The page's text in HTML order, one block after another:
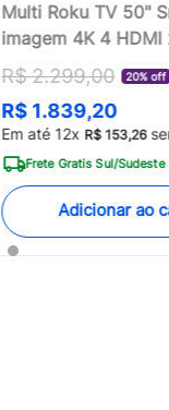
Multi Roku TV 50"
imagem 4K 4 HDMI
compatível com
Home -
[Reembalado]
R$ 2.299,00 20% off
R$ 1.839,20
Em até 12x R$ 153,26
Frete Gratis Sul/Sudeste
Adicionar ao